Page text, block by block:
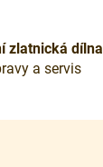
zlatnická dílna
a servis